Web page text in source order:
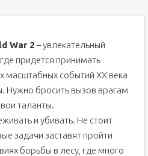
War 2 – увлекательный
придется принимать
масштабных событий XX века
Нужно бросить вызов врагам
таланты.
и убивать. Не стоит
задачи заставят пройти
борьбы в лесу, где много